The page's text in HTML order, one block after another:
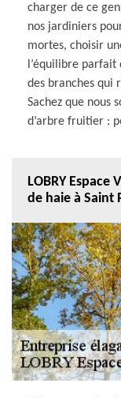
charger de ce
nos jardiniers
mortes, choisir
l’équilibre
des branches qui
Sachez que nous
d’arbre fruitier :
LOBRY
de haie à Saint